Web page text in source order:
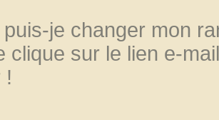
je changer mon
clique sur le lien e-
!